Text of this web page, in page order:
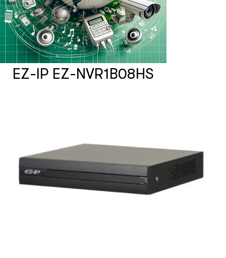
Системы защиты товаров от краж
Счетчики посетителей
Защита товара на стеллажах
Системы контроля и управления
доступом
Сетевое оборудование
EZ-IP EZ-NVR1B08HS